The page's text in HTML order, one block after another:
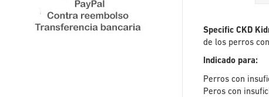
Specific CKD
de los perros
Indicado para:
Perros con
Peros con